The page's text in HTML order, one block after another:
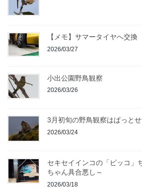
【メモ】サマータイヤへ交換
2026/03/27
小出公園野鳥観察
2026/03/26
3月初旬の野鳥観察はぱっと
2026/03/24
セキセイインコの「ピッコ」
ちゃん具合悪し～
2026/03/18